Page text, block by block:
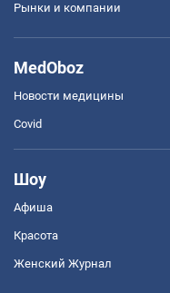
Рынки и компании
MedOboz
Новости медицины
Covid
Шоу
Афиша
Красота
Женский Журнал